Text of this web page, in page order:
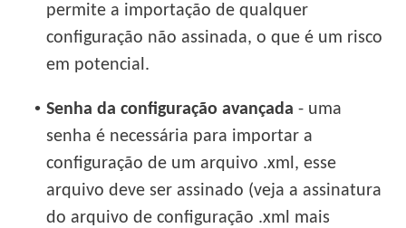
permite a importação de qualquer
configuração não assinada, o que é um risco
em potencial.
• Senha da configuração avançada - uma
senha é necessária para importar a
configuração de um arquivo .xml, esse
arquivo deve ser assinado (veja a assinatura
do arquivo de configuração .xml mais